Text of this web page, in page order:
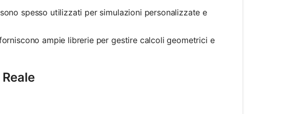
spesso utilizzati per simulazioni personalizzate e
ampie librerie per gestire calcoli geometrici e